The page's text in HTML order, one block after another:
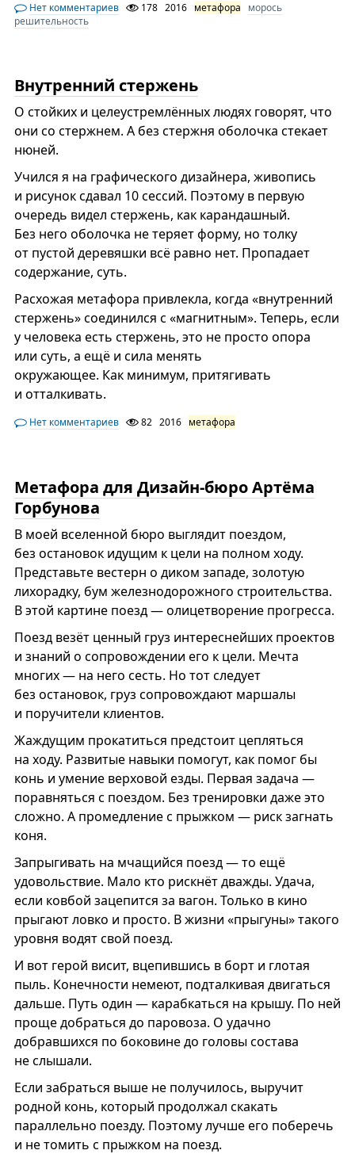
Нет комментариев 178 2016 метафора
морось
решительность
Внутренний стержень
О стойких и целеустремлённых людях говорят, что
они со стержнем. А без стержня оболочка стекает
нюней.
Учился я на графического дизайнера, живопись
и рисунок сдавал 10 сессий. Поэтому в первую
очередь видел стержень, как карандашный.
Без него оболочка не теряет форму, но толку
от пустой деревяшки всё равно нет. Пропадает
содержание, суть.
Расхожая метафора привлекла, когда «внутренний
стержень» соединился с «магнитным». Теперь, если
у человека есть стержень, это не просто опора
или суть, а ещё и сила менять
окружающее. Как минимум, притягивать
и отталкивать.
Нет комментариев 82 2016 метафора
Метафора для Дизайн-бюро Артёма
Горбунова
В моей вселенной бюро выглядит поездом,
без остановок идущим к цели на полном ходу.
Представьте вестерн о диком западе, золотую
лихорадку, бум железнодорожного строительства.
В этой картине поезд — олицетворение прогресса.
Поезд везёт ценный груз интереснейших проектов
и знаний о сопровождении его к цели. Мечта
многих — на него сесть. Но тот следует
без остановок, груз сопровождают маршалы
и поручители клиентов.
Жаждущим прокатиться предстоит цепляться
на ходу. Развитые навыки помогут, как помог бы
конь и умение верховой езды. Первая задача —
поравняться с поездом. Без тренировки даже это
сложно. А промедление с прыжком — риск загнать
коня.
Запрыгивать на мчащийся поезд — то ещё
удовольствие. Мало кто рискнёт дважды. Удача,
если ковбой зацепится за вагон. Только в кино
прыгают ловко и просто. В жизни «прыгуны» такого
уровня водят свой поезд.
И вот герой висит, вцепившись в борт и глотая
пыль. Конечности немеют, подталкивая двигаться
дальше. Путь один — карабкаться на крышу. По ней
проще добраться до паровоза. О удачно
добравшихся по боковине до головы состава
не слышали.
Если забраться выше не получилось, выручит
родной конь, который продолжал скакать
параллельно поезду. Поэтому лучше его поберечь
и не томить с прыжком на поезд.